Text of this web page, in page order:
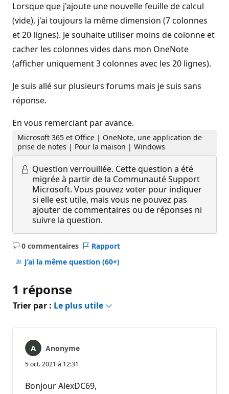
Lorsque que j'ajoute une nouvelle feuille de calcul
(vide), j'ai toujours la même dimension (7 colonnes
et 20 lignes). Je souhaite utiliser moins de colonne et
cacher les colonnes vides dans mon OneNote
(afficher uniquement 3 colonnes avec les 20 lignes).
Je suis allé sur plusieurs forums mais je suis sans
réponse.
En vous remerciant par avance.
Microsoft 365 et Office | OneNote, une application de
prise de notes | Pour la maison | Windows
Question verrouillée. Cette question a été
migrée à partir de la Communauté Support
Microsoft. Vous pouvez voter pour indiquer
si elle est utile, mais vous ne pouvez pas
ajouter de commentaires ou de réponses ni
suivre la question.
0 commentaires
Aucun
commentaire
Rapport
J’ai la même question (60+)
1 réponse
Trier par : Le plus utile
Anonyme
5 oct. 2021 à 12:31
Bonjour AlexDC69,